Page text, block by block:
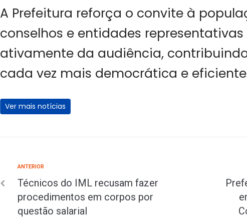
A Prefeitura reforça o convite à
conselhos e entidades
ativamente da audiência,
cada vez mais democrática e
Ver mais notícias
ANTERIOR
Técnicos do IML recusam fazer
procedimentos em corpos por
questão salarial